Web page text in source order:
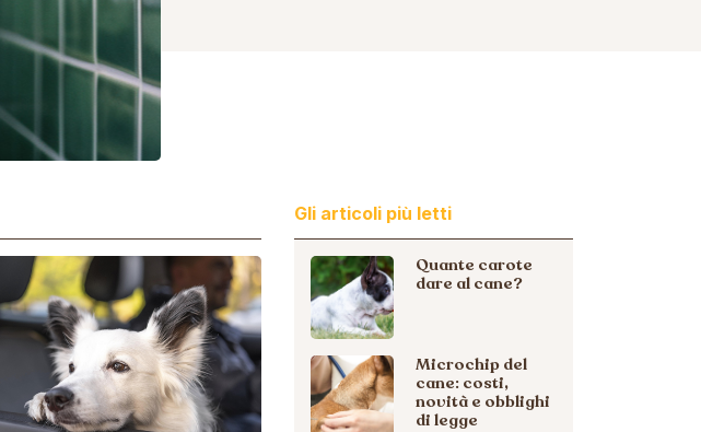
Gli articoli più letti
Quante carote
dare al cane?
Microchip del
cane: costi,
novità e obblighi
di legge